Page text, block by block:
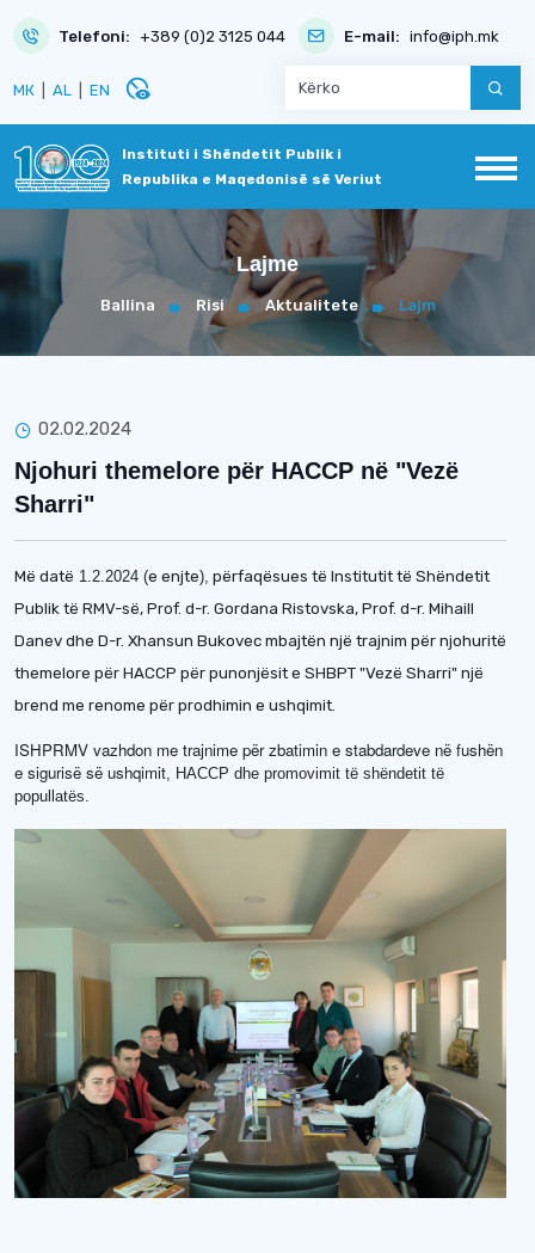
Telefoni: +389 (0)2 3125 044 E-mail: info@iph.mk
МК AL EN disabled_visible
Instituti i Shëndetit Publik i
Republika e Maqedonisë së Veriut
Lajme
Ballina Risi Aktualitete Lajm
02.02.2024
Njohuri themelore për HACCP në "Vezë
Sharri"
Më datë 1.2.2024 (e enjte), përfaqësues të Institutit të Shëndetit
Publik të RMV-së, Prof. d-r. Gordana Ristovska, Prof. d-r. Mihaill
Danev dhe D-r. Xhansun Bukovec mbajtën një trajnim për njohuritë
themelore për HACCP për punonjësit e SHBPT "Vezë Sharri" një
brend me renome për prodhimin e ushqimit.
ISHPRMV vazhdon me trajnime për zbatimin e stabdardeve në fushën
e sigurisë së ushqimit, НАССР dhe promovimit të shëndetit të
popullatës.